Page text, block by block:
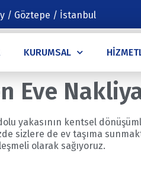
/ Göztepe / İstanbul
KURUMSAL
Eve
yakasının kentsel
sizlere de ev taşıma
olarak sağıyoruz.